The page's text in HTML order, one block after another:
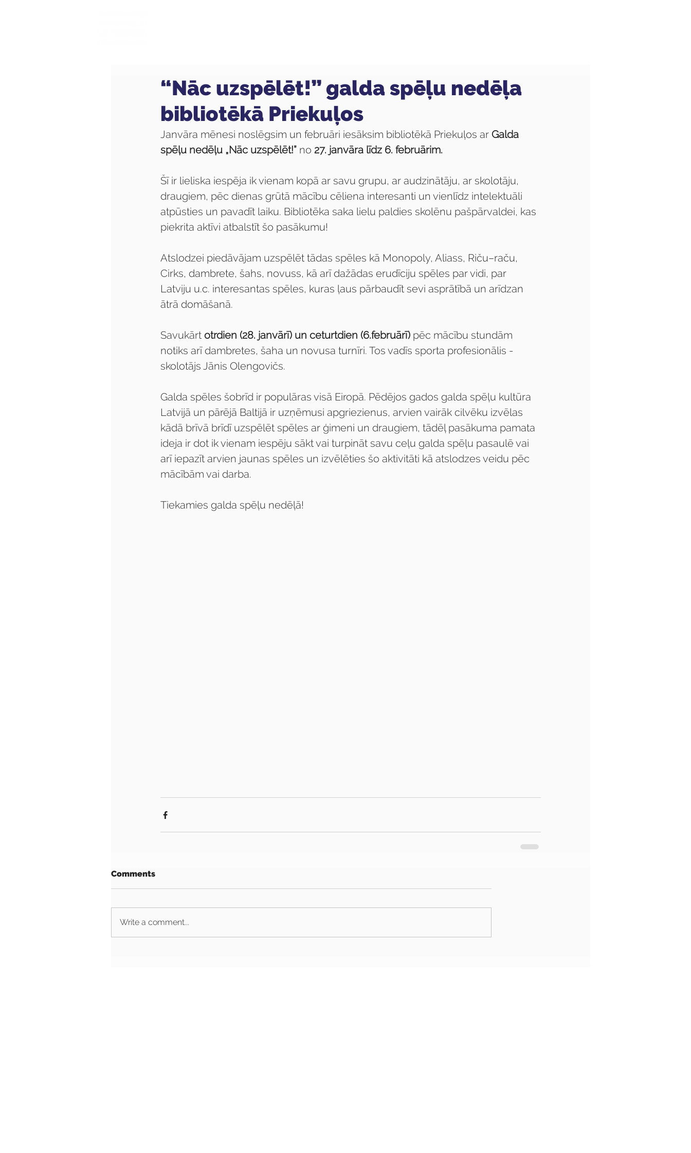
“Nāc uzspēlēt!” galda spēļu nedēļa
bibliotēkā Priekuļos
Janvāra mēnesi noslēgsim un februāri iesāksim bibliotēkā Priekuļos ar Galda
spēļu nedēļu „Nāc uzspēlēt!” no 27. janvāra līdz 6. februārim.
Šī ir lieliska iespēja ik vienam kopā ar savu grupu, ar audzinātāju, ar skolotāju,
draugiem, pēc dienas grūtā mācību cēliena interesanti un vienlīdz intelektuāli
atpūsties un pavadīt laiku. Bibliotēka saka lielu paldies skolēnu pašpārvaldei, kas
piekrita aktīvi atbalstīt šo pasākumu!
Atslodzei piedāvājam uzspēlēt tādas spēles kā Monopoly, Aliass, Riču–raču,
Cirks, dambrete, šahs, novuss, kā arī dažādas erudīciju spēles par vidi, par
Latviju u.c. interesantas spēles, kuras ļaus pārbaudīt sevi asprātībā un arīdzan
ātrā domāšanā.
Savukārt otrdien (28. janvārī) un ceturtdien (6.februārī) pēc mācību stundām
notiks arī dambretes, šaha un novusa turnīri. Tos vadīs sporta profesionālis -
skolotājs Jānis Olengovičs.
Galda spēles šobrīd ir populāras visā Eiropā. Pēdējos gados galda spēļu kultūra
Latvijā un pārējā Baltijā ir uzņēmusi apgriezienus, arvien vairāk cilvēku izvēlas
kādā brīvā brīdī uzspēlēt spēles ar ģimeni un draugiem, tādēļ pasākuma pamata
ideja ir dot ik vienam iespēju sākt vai turpināt savu ceļu galda spēļu pasaulē vai
arī iepazīt arvien jaunas spēles un izvēlēties šo aktivitāti kā atslodzes veidu pēc
mācībām vai darba.
Tiekamies galda spēļu nedēļā!
Comments
Write a comment...